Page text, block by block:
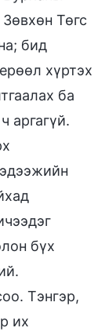
Төгс
бид
хүртэх
ба
аргагүй.
бүх
Тэнгэр,
их